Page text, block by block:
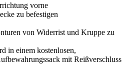
vorne
zu befestigen
von Widerrist und Kruppe zu
in einem kostenlosen,
mit Reißverschluss